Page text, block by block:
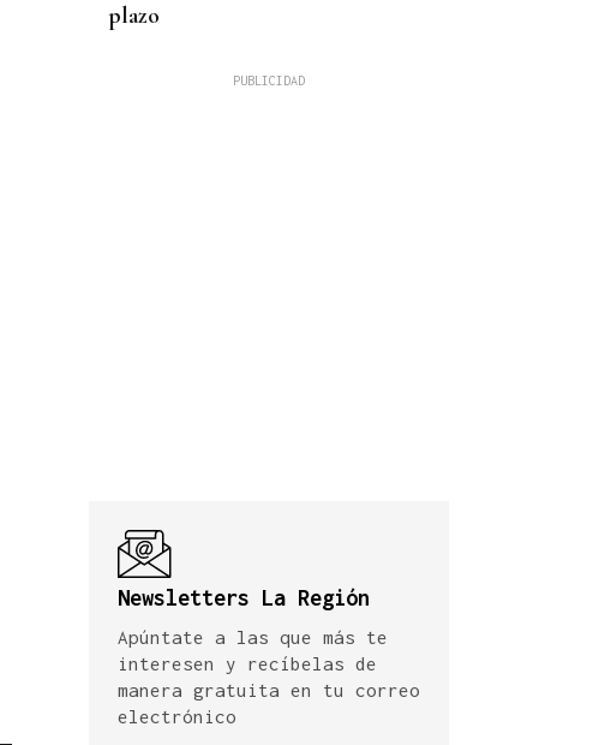
plazo
Newsletters La Región
Apúntate a las que más te
interesen y recíbelas de
manera gratuita en tu correo
electrónico